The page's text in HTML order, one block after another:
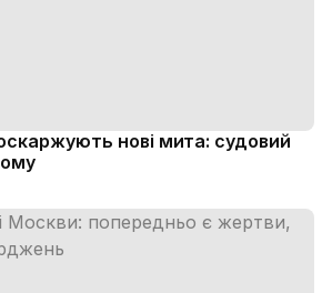
нові мита: судовий